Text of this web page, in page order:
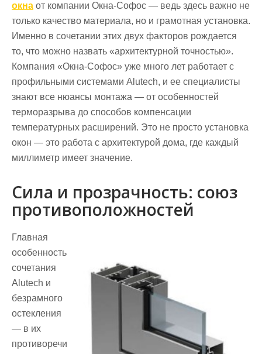
окна от компании Окна-Софос — ведь здесь важно не
только качество материала, но и грамотная установка.
Именно в сочетании этих двух факторов рождается
то, что можно назвать «архитектурной точностью».
Компания «Окна-Софос» уже много лет работает с
профильными системами Alutech, и ее специалисты
знают все нюансы монтажа — от особенностей
терморазрыва до способов компенсации
температурных расширений. Это не просто установка
окон — это работа с архитектурой дома, где каждый
миллиметр имеет значение.
Сила и прозрачность: союз
противоположностей
Главная
особенность
сочетания
Alutech и
безрамного
остекления
— в их
противоречи